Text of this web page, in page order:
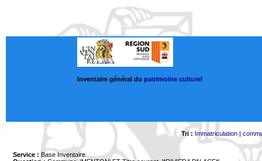
Inventaire général du patrimoine culturel
Tri : Immatriculation|
Service : Base Inventaire